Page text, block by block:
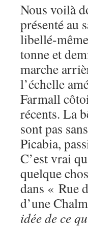
Nous voilà
présenté au
libellé-
tonne et
marche
l’échelle
Farmall
récents. La
sont pas
Picabia,
C’est vrai
quelque
dans « Rue
d’une
idée de ce